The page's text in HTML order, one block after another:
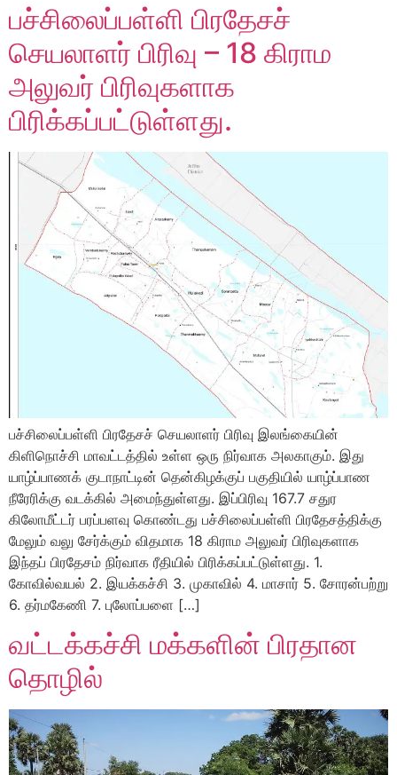
பச்சிலைப்பள்ளி பிரதேசச்
செயலாளர் பிரிவு – 18 கிராம
அலுவர் பிரிவுகளாக
பிரிக்கப்பட்டுள்ளது.
பச்சிலைப்பள்ளி பிரதேசச் செயலாளர் பிரிவு இலங்கையின்
கிளிநொச்சி மாவட்டத்தில் உள்ள ஒரு நிர்வாக அலகாகும். இது
யாழ்ப்பாணக் குடாநாட்டின் தென்கிழக்குப் பகுதியில் யாழ்ப்பாண
நீரேரிக்கு வடக்கில் அமைந்துள்ளது. இப்பிரிவு 167.7 சதுர
கிலோமீட்டர் பரப்பளவு கொண்டது பச்சிலைப்பள்ளி பிரதேசத்திக்கு
மேலும் வலு சேர்க்கும் விதமாக 18 கிராம அலுவர் பிரிவுகளாக
இந்தப் பிரதேசம் நிர்வாக ரீதியில் பிரிக்கப்பட்டுள்ளது. 1.
கோவில்வயல் 2. இயக்கச்சி 3. முகாவில் 4. மாசார் 5. சோரன்பற்று
6. தர்மகேணி 7. புலோப்பளை […]
வட்டக்கச்சி மக்களின் பிரதான
தொழில்